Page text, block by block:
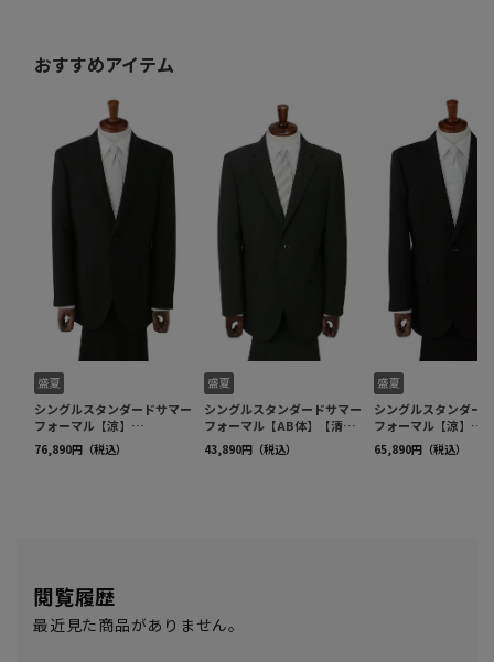
閲覧履歴
最近見た商品がありません。